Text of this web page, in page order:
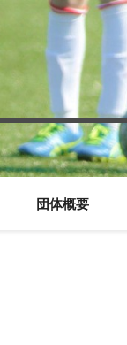
団体概要